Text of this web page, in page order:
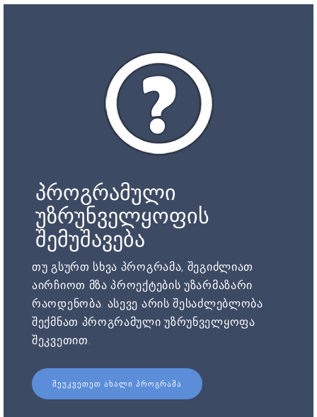
პროგრამული
უზრუნველყოფის
შემუშავება
თუ გსურთ სხვა პროგრამა, შეგიძლიათ
აირჩიოთ მზა პროექტების უზარმაზარი
რაოდენობა. ასევე არის შესაძლებლობა
შექმნათ პროგრამული უზრუნველყოფა
შეკვეთით.
ᲨᲔᲣᲙᲕᲔᲗᲔᲗ ᲐᲮᲐᲚᲘ ᲞᲠᲝᲒᲠᲐᲛᲐ